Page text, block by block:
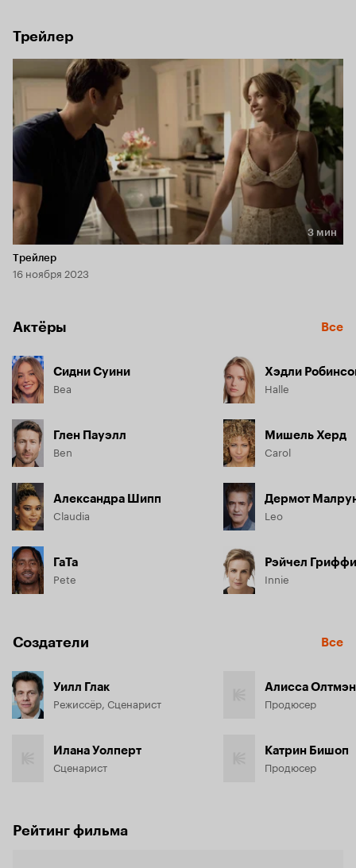
Трейлер
Длительность 3 мин
3 мин
Трейлер
16 ноября 2023
Актёры Все
Сидни Суини
Bea
Глен Пауэлл
Ben
Александра Шипп
Claudia
ГаТа
Pete
Хэдли
Halle
Мишель Херд
Carol
Дермот
Leo
Рэйчел
Innie
Создатели Все
Уилл Глак
Режиссёр, Сценарист
Илана Уолперт
Сценарист
Алисса Олтмэн
Продюсер
Катрин Бишоп
Продюсер
Рейтинг фильма